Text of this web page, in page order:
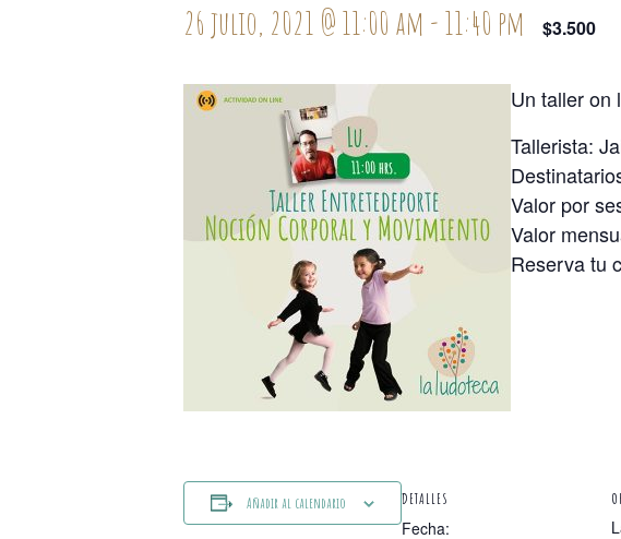
26 julio, 2021 @ 11:00 am -11:40 pm $3.500
Un taller on
Tallerista:
Valor por
Valor
Reserva tu
Añadir al calendario DETALLES
Fecha: